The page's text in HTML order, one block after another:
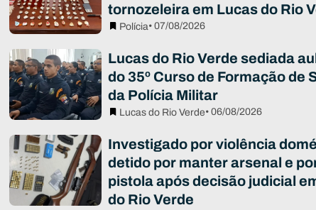
tornozeleira em Lucas do Rio
Polícia• 07/08/2026
Lucas do Rio Verde sediada
do 35º Curso de Formação de
da Polícia Militar
Lucas do Rio Verde• 06/08/2026
Investigado por violência
detido por manter arsenal e
pistola após decisão judicial
do Rio Verde